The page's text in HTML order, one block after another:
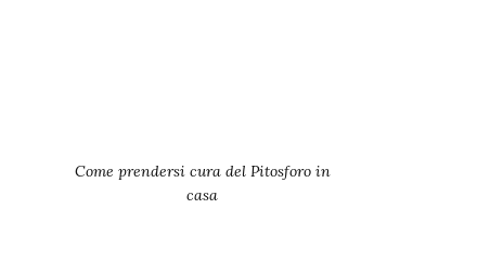
Come prendersi cura del Pitosforo in
casa